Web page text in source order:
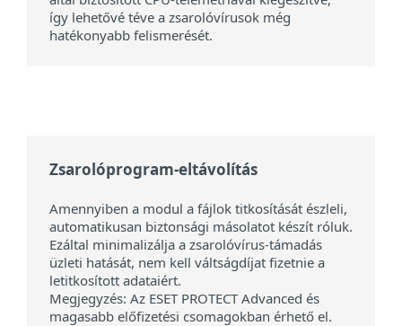
így lehetővé téve a zsarolóvírusok még
hatékonyabb felismerését.
Zsarolóprogram-eltávolítás
Amennyiben a modul a fájlok titkosítását észleli,
automatikusan biztonsági másolatot készít róluk.
Ezáltal minimalizálja a zsarolóvírus-támadás
üzleti hatását, nem kell váltságdíjat fizetnie a
letitkosított adataiért.
Megjegyzés: Az ESET PROTECT Advanced és
magasabb előfizetési csomagokban érhető el.